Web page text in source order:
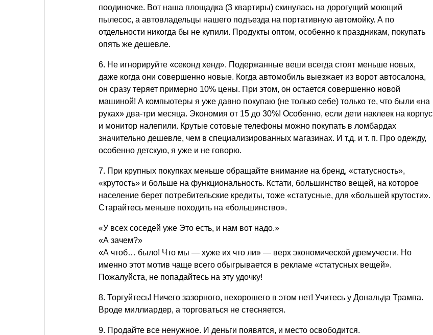
поодиночке. Вот наша площадка (3 квартиры) скинулась на дорогущий моющий
пылесос, а автовладельцы нашего подъезда на портативную автомойку. А по
отдельности никогда бы не купили. Продукты оптом, особенно к праздникам, покупать
опять же дешевле.
6. Не игнорируйте «секонд хенд». Подержанные веши всегда стоят меньше новых,
даже когда они совершенно новые. Когда автомобиль выезжает из ворот автосалона,
он сразу теряет примерно 10% цены. При этом, он остается совершенно новой
машиной! А компьютеры я уже давно покупаю (не только себе) только те, что были «на
руках» два-три месяца. Экономия от 15 до 30%! Особенно, если дети наклеек на корпус
и монитор налепили. Крутые сотовые телефоны можно покупать в ломбардах
значительно дешевле, чем в специализированных магазинах. И т.д. и т. п. Про одежду,
особенно детскую, я уже и не говорю.
7. При крупных покупках меньше обращайте внимание на бренд, «статусность»,
«крутость» и больше на функциональность. Кстати, большинство вещей, на которое
население берет потребительские кредиты, тоже «статусные, для «большей крутости».
Старайтесь меньше походить на «большинство».
«У всех соседей уже Это есть, и нам вот надо.»
«А зачем?»
«А чтоб… было! Что мы — хуже их что ли» — верх экономической дремучести. Но
именно этот мотив чаще всего обыгрывается в рекламе «статусных вещей».
Пожалуйста, не попадайтесь на эту удочку!
8. Торгуйтесь! Ничего зазорного, нехорошего в этом нет! Учитесь у Дональда Трампа.
Вроде миллиардер, а торговаться не стесняется.
9. Продайте все ненужное. И деньги появятся, и место освободится.